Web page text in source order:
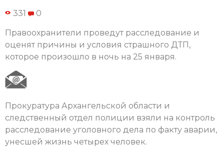
331 0
Правоохранители проведут расследование и
оценят причины и условия страшного ДТП,
которое произошло в ночь на 25 января.
Прокуратура Архангельской области и
следственный отдел полиции взяли на контроль
расследование уголовного дела по факту аварии,
унесшей жизнь четырех человек.